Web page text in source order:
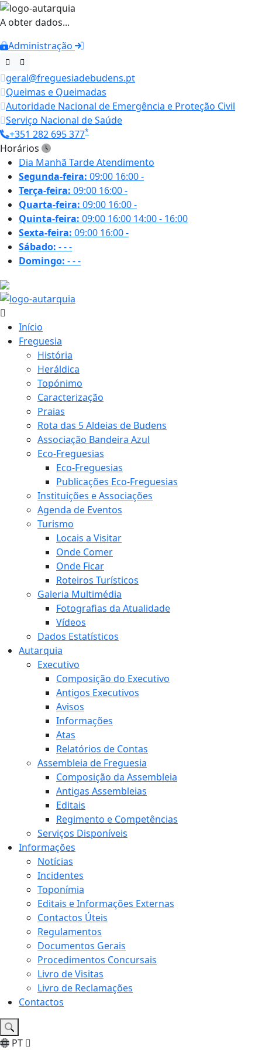
A obter dados...
Administração
geral@freguesiadebudens.pt
Queimas e Queimadas
Autoridade Nacional de Emergência e Proteção Civil
Serviço Nacional de Saúde
+351 282 695 377*
Horários
Dia Manhã TardeAtendimento
Segunda-feira: 09:00 16:00-
Terça-feira: 09:00 16:00-
Quarta-feira: 09:00 16:00-
Quinta-feira: 09:00 16:00 14:00 - 16:00
Sexta-feira: 09:00 16:00-
Sábado: ---
Domingo: ---
Início
Freguesia
História
Heráldica
Topónimo
Caracterização
Praias
Rota das 5 Aldeias de Budens
Associação Bandeira Azul
Eco-Freguesias
Eco-Freguesias
Publicações Eco-Freguesias
Instituições e Associações
Agenda de Eventos
Turismo
Locais a Visitar
Onde Comer
Onde Ficar
Roteiros Turísticos
Galeria Multimédia
Fotografias da Atualidade
Vídeos
Dados Estatísticos
Autarquia
Executivo
Composição do Executivo
Antigos Executivos
Avisos
Informações
Atas
Relatórios de Contas
Assembleia de Freguesia
Composição da Assembleia
Antigas Assembleias
Editais
Regimento e Competências
Serviços Disponíveis
Informações
Notícias
Incidentes
Toponímia
Editais e Informações Externas
Contactos Úteis
Regulamentos
Documentos Gerais
Procedimentos Concursais
Livro de Visitas
Livro de Reclamações
Contactos
PT